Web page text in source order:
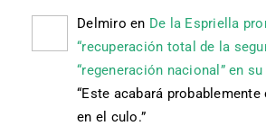
Delmiro en De la Espriella
“recuperación total de la
“regeneración nacional” en
“Este acabará probablemente
en el culo.”